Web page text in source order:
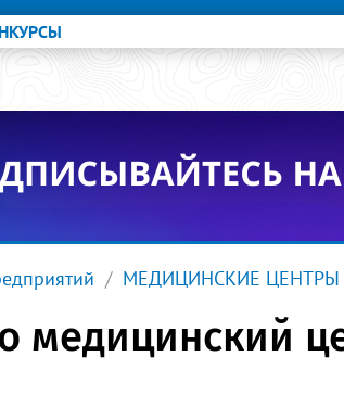
МЕДИЦИНСКИЕ ЦЕНТРЫ
медицинский